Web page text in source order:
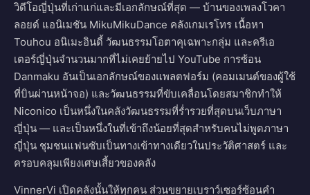
วิดีโอญี่ปุ่นที่เก่าแก่และมีเอกลักษณ์ที่สุด — บ้านของเพลงโวคา
ลอยด์ แอนิเมชัน MikuMikuDance คลังเกมเรโทร เนื้อหา
Touhou อนิเมะอินดี้ วัฒนธรรมโอตาคุเฉพาะกลุ่ม และครีเอ
เตอร์ญี่ปุ่นจำนวนมากที่ไม่เคยย้ายไป YouTube การซ้อน
Danmaku อันเป็นเอกลักษณ์ของแพลตฟอร์ม (คอมเมนต์ของผู้ใช้
ที่บินผ่านหน้าจอ) และวัฒนธรรมที่ขับเคลื่อนโดยสมาชิกทำให้
Niconico เป็นหนึ่งในคลังวัฒนธรรมที่ร่ำรวยที่สุดบนเว็บภาษา
ญี่ปุ่น — และเป็นหนึ่งในที่เข้าถึงน้อยที่สุดสำหรับคนไม่พูดภาษา
ญี่ปุ่น ชุมชนแฟนซับเป็นทางเข้าทางเดียวในประวัติศาสตร์ และ
ครอบคลุมเพียงเศษเสี้ยวของคลัง
VinnerVi เปิดคลังนั้นให้ทุกคน ส่วนขยายเบราว์เซอร์ซ้อนคำ